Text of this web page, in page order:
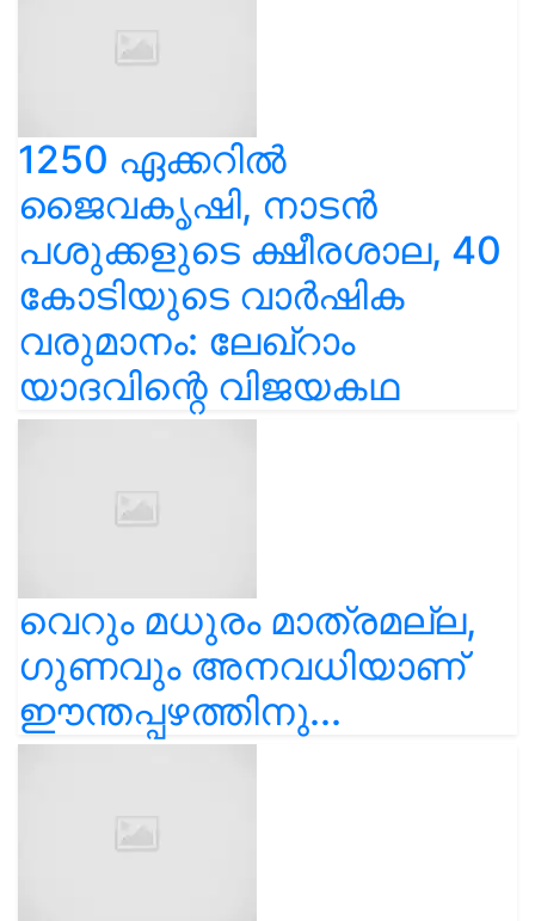
1250 ഏക്കറിൽ
ജൈവകൃഷി, നാടൻ
പശുക്കളുടെ ക്ഷീരശാല, 40
കോടിയുടെ വാർഷിക
വരുമാനം: ലേഖ്‌റാം
യാദവിന്റെ വിജയകഥ
വെറും മധുരം മാത്രമല്ല,
ഗുണവും അനവധിയാണ്
ഈന്തപ്പഴത്തിനു...